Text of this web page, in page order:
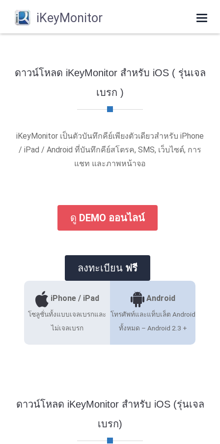
iKeyMonitor
ดาวน์โหลด iKeyMonitor สําหรับ iOS ( รุ่นเจล
เบรก )
iKeyMonitor เป็นตัวบันทึกคีย์เพียงตัวเดียวสําหรับ iPhone
/ iPad / Android ที่บันทึกคีย์สโตรค, SMS, เว็บไซต์, การ
แชท และภาพหน้าจอ
ดู DEMO ออนไลน์
ลงทะเบียน ฟรี
iPhone / iPad
โซลูชั่นทั้งแบบเจลเบรกและ
ไม่เจลเบรก
Android
โทรศัพท์และแท็บเล็ต Android
ทั้งหมด – Android 2.3 +
ดาวน์โหลด iKeyMonitor สําหรับ iOS (รุ่นเจล
เบรก)